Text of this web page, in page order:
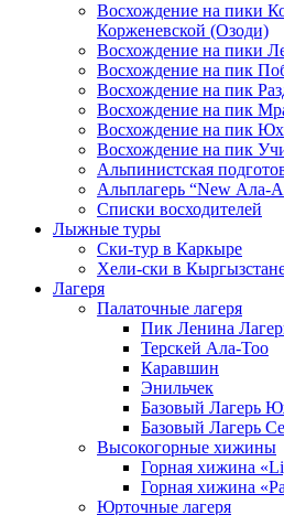
Восхождение на пики
Корженевской (Озоди)
Восхождение на пики
Восхождение на пик
Восхождение на пик
Восхождение на пик
Восхождение на пик
Восхождение на пик
Альпинистская
Альплагерь “New Ала-
Списки восходителей
Лыжные туры
Ски-тур в Каркыре
Хели-ски в
Лагеря
Палаточные лагеря
Пик Ленина
Терскей Ала-Тоо
Каравшин
Энильчек
Базовый Лагерь
Базовый Лагерь
Высокогорные хижины
Горная хижина
Горная хижина
Юрточные лагеря